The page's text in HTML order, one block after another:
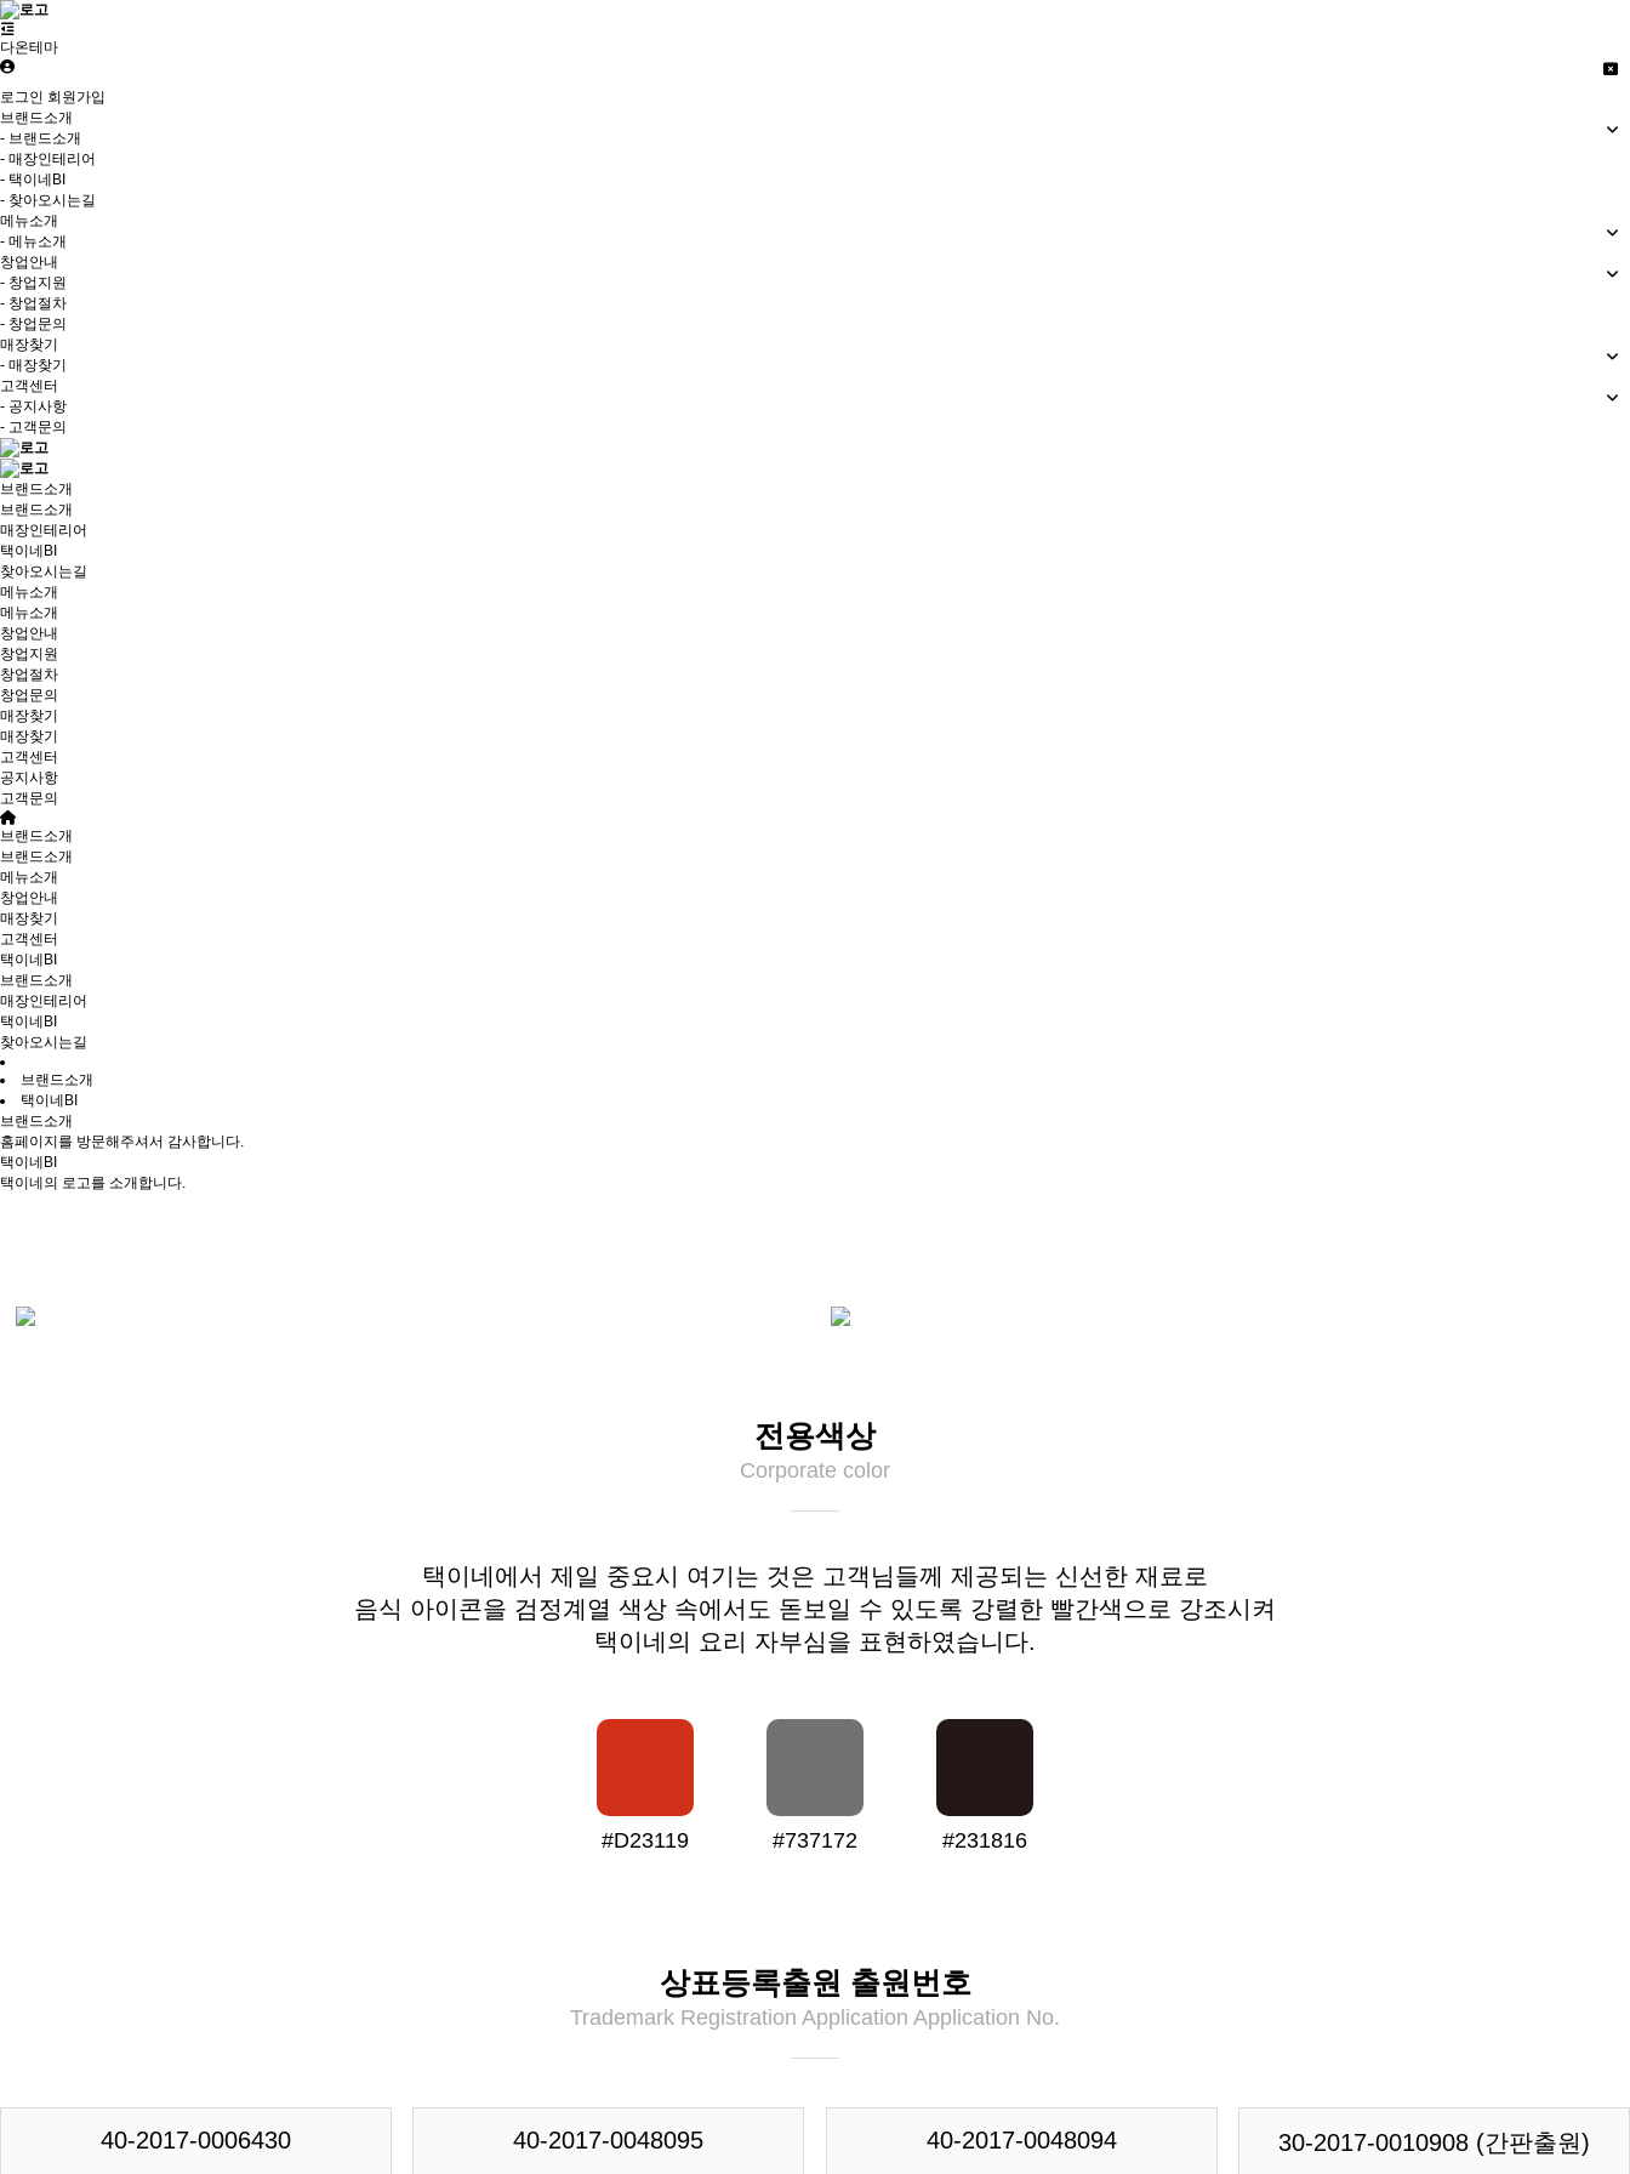
다온테마
로그인 회원가입
브랜드소개
- 브랜드소개
- 매장인테리어
- 택이네BI
- 찾아오시는길
메뉴소개
- 메뉴소개
창업안내
- 창업지원
- 창업절차
- 창업문의
매장찾기
- 매장찾기
고객센터
- 공지사항
- 고객문의
브랜드소개
브랜드소개
매장인테리어
택이네BI
찾아오시는길
메뉴소개
메뉴소개
창업안내
창업지원
창업절차
창업문의
매장찾기
매장찾기
고객센터
공지사항
고객문의
브랜드소개
브랜드소개
메뉴소개
창업안내
매장찾기
고객센터
택이네BI
브랜드소개
매장인테리어
택이네BI
찾아오시는길
브랜드소개
택이네BI
브랜드소개
홈페이지를 방문해주셔서 감사합니다.
택이네BI
택이네의 로고를 소개합니다.
전용색상
Corporate color
택이네에서 제일 중요시 여기는 것은 고객님들께 제공되는 신선한 재료로
음식 아이콘을 검정계열 색상 속에서도 돋보일 수 있도록 강렬한 빨간색으로 강조시켜
택이네의 요리 자부심을 표현하였습니다.
#D23119 #737172 #231816
상표등록출원 출원번호
Trademark Registration Application Application No.
40-2017-0006430 40-2017-0048095 40-2017-0048094 30-2017-0010908 (간판출원)